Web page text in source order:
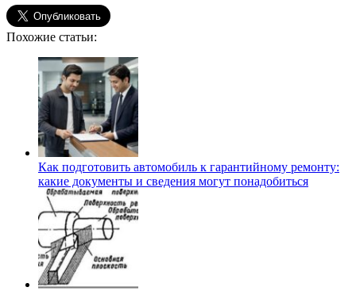
Похожие статьи:
Как подготовить автомобиль к гарантийному ремонту:
какие документы и сведения могут понадобиться